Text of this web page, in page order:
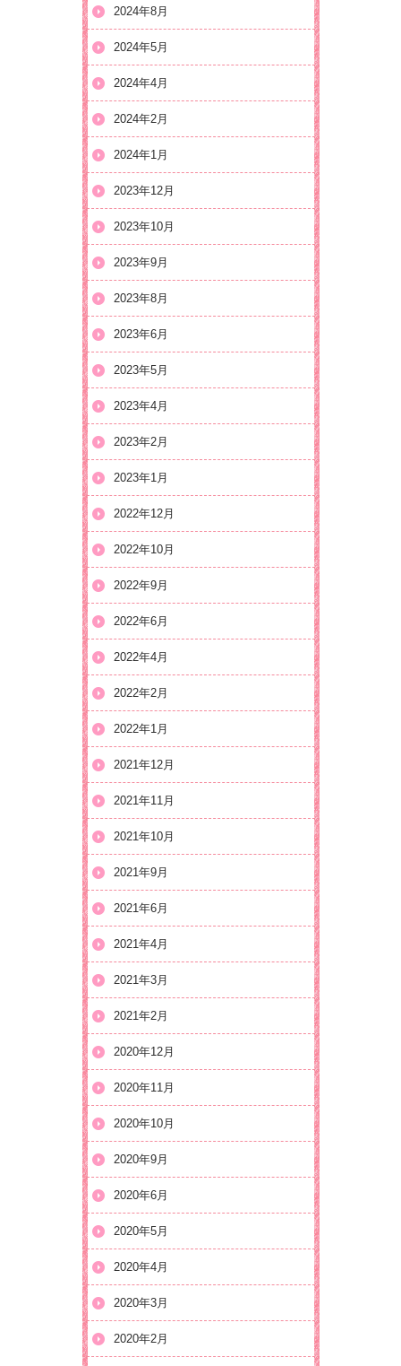
2024年8月
2024年5月
2024年4月
2024年2月
2024年1月
2023年12月
2023年10月
2023年9月
2023年8月
2023年6月
2023年5月
2023年4月
2023年2月
2023年1月
2022年12月
2022年10月
2022年9月
2022年6月
2022年4月
2022年2月
2022年1月
2021年12月
2021年11月
2021年10月
2021年9月
2021年6月
2021年4月
2021年3月
2021年2月
2020年12月
2020年11月
2020年10月
2020年9月
2020年6月
2020年5月
2020年4月
2020年3月
2020年2月